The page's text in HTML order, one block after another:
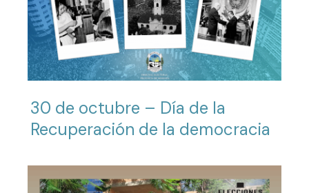
30 de octubre – Día de la
Recuperación de la democracia